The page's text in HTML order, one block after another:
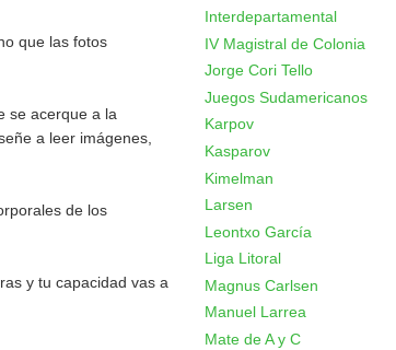
que las fotos
se acerque a la
a leer imágenes,
de los
y tu capacidad vas a
Interdepartamental
IV Magistral de Colonia
Jorge Cori Tello
Juegos Sudamericanos
Karpov
Kasparov
Kimelman
Larsen
Leontxo García
Liga Litoral
Magnus Carlsen
Manuel Larrea
Mate de A y C